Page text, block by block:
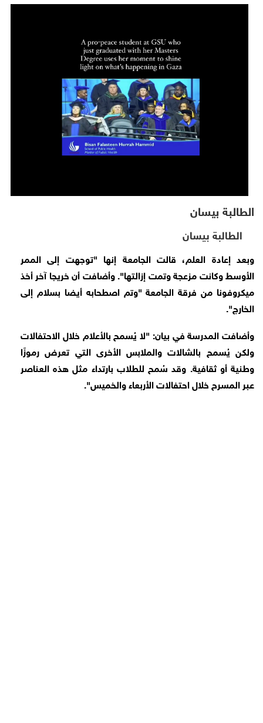
الطالبة بيسان
الطالبة بيسان
وبعد إعادة العلم، قالت الجامعة إنها "توجهت إلى الممر
الأوسط وكانت مزعجة وتمت إزالتها". وأضافت أن خريجا آخر أخذ
ميكروفونا من فرقة الجامعة "وتم اصطحابه أيضا بسلام إلى
الخارج".
وأضافت المدرسة في بيان: "لا يُسمح بالأعلام خلال الاحتفالات
ولكن يُسمح بالشالات والملابس الأخرى التي تعرض رموزًا
وطنية أو ثقافية. وقد سُمح للطلاب بارتداء مثل هذه العناصر
عبر المسرح خلال احتفالات الأربعاء والخميس".